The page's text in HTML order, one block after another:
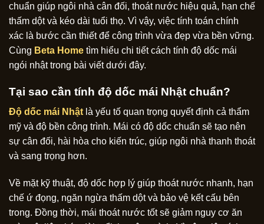
chuẩn giúp ngôi nhà cân đối, thoát nước hiệu quả, hạn chế
thấm dột và kéo dài tuổi thọ. Vì vậy, việc tính toán chính
xác là bước cần thiết để công trình vừa đẹp vừa bền vững.
Cùng Beta Home tìm hiểu chi tiết cách tính độ dốc mái
ngói nhật trong bài viết dưới đây.
Tại sao cần tính độ dốc mái Nhật chuẩn?
Độ dốc mái Nhật là yếu tố quan trọng quyết định cả thẩm
mỹ và độ bền công trình. Mái có độ dốc chuẩn sẽ tạo nên
sự cân đối, hài hòa cho kiến trúc, giúp ngôi nhà thanh thoát
và sang trọng hơn.
Về mặt kỹ thuật, độ dốc hợp lý giúp thoát nước nhanh, hạn
chế ứ đọng, ngăn ngừa thấm dột và bảo vệ kết cấu bên
trong. Đồng thời, mái thoát nước tốt sẽ giảm nguy cơ ăn